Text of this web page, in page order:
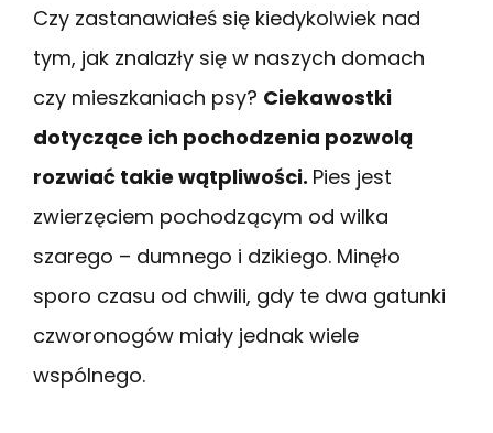
Czy zastanawiałeś się kiedykolwiek nad
tym, jak znalazły się w naszych domach
czy mieszkaniach psy? Ciekawostki
dotyczące ich pochodzenia pozwolą
rozwiać takie wątpliwości. Pies jest
zwierzęciem pochodzącym od wilka
szarego – dumnego i dzikiego. Minęło
sporo czasu od chwili, gdy te dwa gatunki
czworonogów miały jednak wiele
wspólnego.